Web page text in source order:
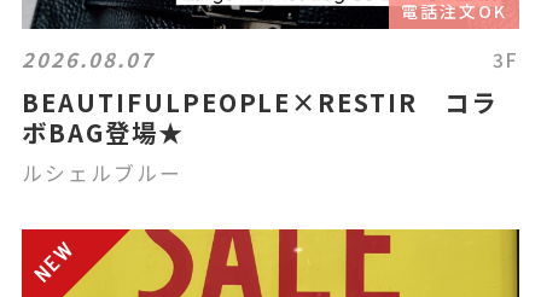
電話注文OK
2026.08.07 3F
BEAUTIFULPEOPLE×RESTIR コラ
ボBAG登場★
ルシェルブルー